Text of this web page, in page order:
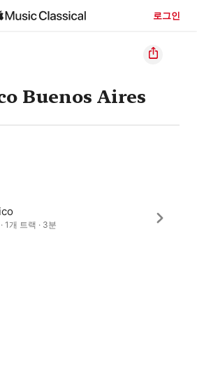
로그인
Buenos Aires
1개 트랙 · 3분